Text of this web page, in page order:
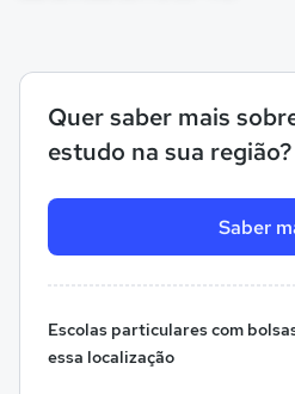
Quer saber mais
estudo na sua região?
Saber
Escolas particulares com
essa localização